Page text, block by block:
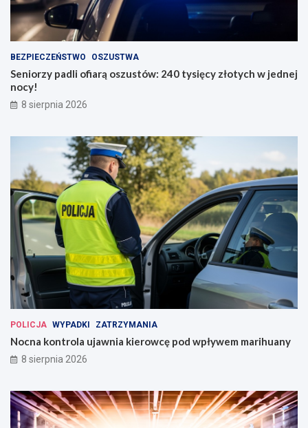
BEZPIECZEŃSTWO OSZUSTWA
Seniorzy padli ofiarą oszustów: 240 tysięcy złotych w jednej
nocy!
8 sierpnia 2026
POLICJA WYPADKI ZATRZYMANIA
Nocna kontrola ujawnia kierowcę pod wpływem marihuany
8 sierpnia 2026